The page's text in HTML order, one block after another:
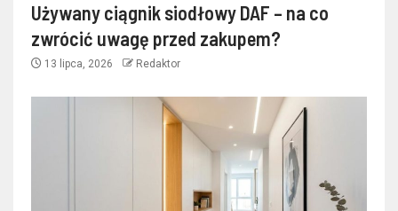
Używany ciągnik siodłowy DAF – na co
zwrócić uwagę przed zakupem?
13 lipca, 2026 Redaktor